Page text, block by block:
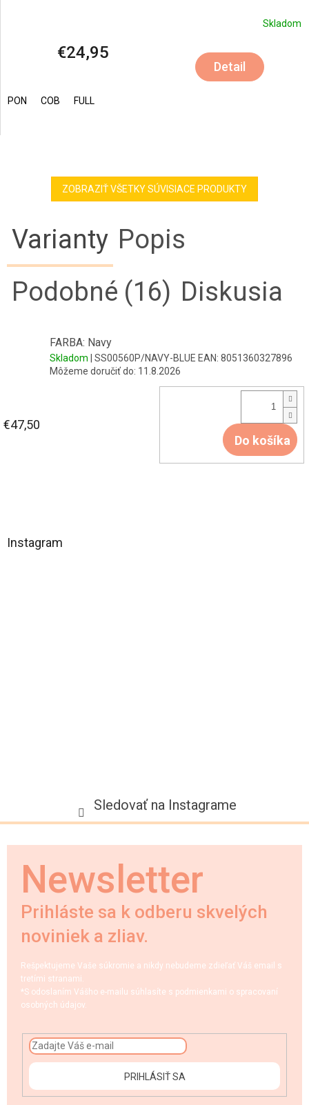
Skladom
€24,95
Detail
PON COB FULL
ZOBRAZIŤ VŠETKY SÚVISIACE PRODUKTY
Varianty Popis
Podobné (16) Diskusia
FARBA: Navy
Skladom | SS00560P/NAVY-BLUE EAN: 8051360327896
Môžeme doručiť do: 11.8.2026
€47,50
Do košíka
á
Instagram
Sledovať na Instagrame
Newsletter
Prihláste sa k odberu skvelých
noviniek a zliav.
Rešpektujeme Vaše súkromie a nikdy nebudeme zdieľať Váš email s
tretími stranami.
*S odoslaním Vášho e-mailu súhlasíte s podmienkami o spracovaní
osobných údajov.
PRIHLÁSIŤ SA